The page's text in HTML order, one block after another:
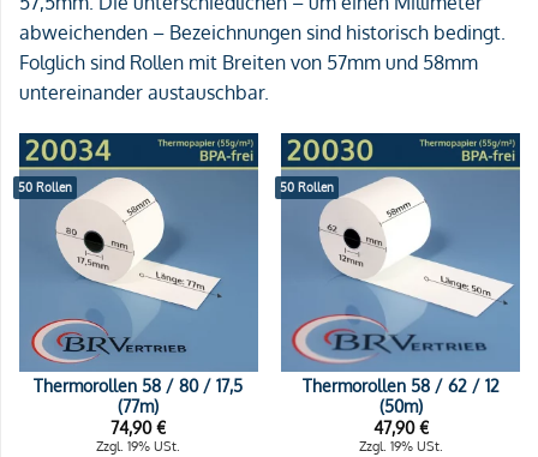
abweichenden – Bezeichnungen sind historisch bedingt.
Folglich sind Rollen mit Breiten von 57mm und 58mm
untereinander austauschbar.
50 Rollen
Thermorollen 58 / 80 / 17,5
(77m)
74,90€
Zzgl. 19% USt.
50 Rollen
Thermorollen 58 / 62 / 12
(50m)
47,90€
Zzgl. 19% USt.